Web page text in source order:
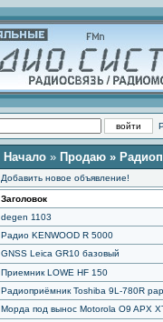
Начало » Продаю »
Добавить новое объявление!
Заголовок
degen 1103
Радио KENWOOD R 5000
GNSS Leica GR10 базовый
Приемник LOWE HF 150
Радиоприёмник Toshiba 9L-780R
Морда под вынос Motorola O9 APX